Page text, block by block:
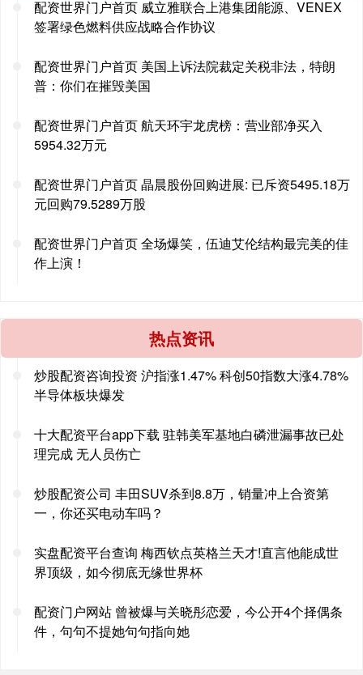
配资世界门户首页 威立雅联合上港集团能源、VENEX
签署绿色燃料供应战略合作协议
配资世界门户首页 美国上诉法院裁定关税非法，特朗
普：你们在摧毁美国
配资世界门户首页 航天环宇龙虎榜：营业部净买入
5954.32万元
配资世界门户首页 晶晨股份回购进展: 已斥资5495.18万
元回购79.5289万股
配资世界门户首页 全场爆笑，伍迪艾伦结构最完美的佳
作上演！
热点资讯
炒股配资咨询投资 沪指涨1.47% 科创50指数大涨4.78%
半导体板块爆发
十大配资平台app下载 驻韩美军基地白磷泄漏事故已处
理完成 无人员伤亡
炒股配资公司 丰田SUV杀到8.8万，销量冲上合资第
一，你还买电动车吗？
实盘配资平台查询 梅西钦点英格兰天才!直言他能成世
界顶级，如今彻底无缘世界杯
配资门户网站 曾被爆与关晓彤恋爱，今公开4个择偶条
件，句句不提她句句指向她